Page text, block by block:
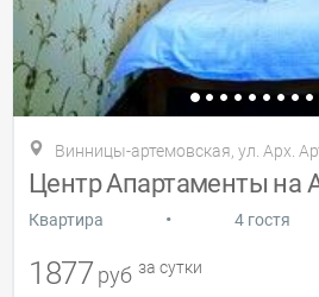
Винницы-артемовская, ул. Арх.
Центр Апартаменты на
Квартира • 4 гостя
1877 руб за сутки